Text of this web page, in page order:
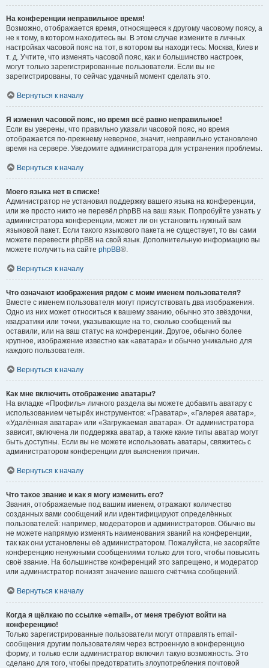
На конференции неправильное время!
Возможно, отображается время, относящееся к другому часовому поясу, а
не к тому, в котором находитесь вы. В этом случае измените в личных
настройках часовой пояс на тот, в котором вы находитесь: Москва, Киев и
т. д. Учтите, что изменять часовой пояс, как и большинство настроек,
могут только зарегистрированные пользователи. Если вы не
зарегистрированы, то сейчас удачный момент сделать это.
Вернуться к началу
Я изменил часовой пояс, но время всё равно неправильное!
Если вы уверены, что правильно указали часовой пояс, но время
отображается по-прежнему неверное, значит, неправильно установлено
время на сервере. Уведомите администратора для устранения проблемы.
Вернуться к началу
Моего языка нет в списке!
Администратор не установил поддержку вашего языка на конференции,
или же просто никто не перевёл phpBB на ваш язык. Попробуйте узнать у
администратора конференции, может ли он установить нужный вам
языковой пакет. Если такого языкового пакета не существует, то вы сами
можете перевести phpBB на свой язык. Дополнительную информацию вы
можете получить на сайте phpBB®.
Вернуться к началу
Что означают изображения рядом с моим именем пользователя?
Вместе с именем пользователя могут присутствовать два изображения.
Одно из них может относиться к вашему званию, обычно это звёздочки,
квадратики или точки, указывающие на то, сколько сообщений вы
оставили, или на ваш статус на конференции. Другое, обычно более
крупное, изображение известно как «аватара» и обычно уникально для
каждого пользователя.
Вернуться к началу
Как мне включить отображение аватары?
На вкладке «Профиль» личного раздела вы можете добавить аватару с
использованием четырёх инструментов: «Граватар», «Галерея аватар»,
«Удалённая аватара» или «Загружаемая аватара». От администратора
зависит, включена ли поддержка аватар, а также какие типы аватар могут
быть доступны. Если вы не можете использовать аватары, свяжитесь с
администратором конференции для выяснения причин.
Вернуться к началу
Что такое звание и как я могу изменить его?
Звания, отображаемые под вашим именем, отражают количество
созданных вами сообщений или идентифицируют определённых
пользователей: например, модераторов и администраторов. Обычно вы
не можете напрямую изменять наименования званий на конференции,
так как они установлены её администратором. Пожалуйста, не засоряйте
конференцию ненужными сообщениями только для того, чтобы повысить
своё звание. На большинстве конференций это запрещено, и модератор
или администратор понизят значение вашего счётчика сообщений.
Вернуться к началу
Когда я щёлкаю по ссылке «email», от меня требуют войти на
конференцию!
Только зарегистрированные пользователи могут отправлять email-
сообщения другим пользователям через встроенную в конференцию
форму, и только если администратор включил такую возможность. Это
сделано для того, чтобы предотвратить злоупотребления почтовой